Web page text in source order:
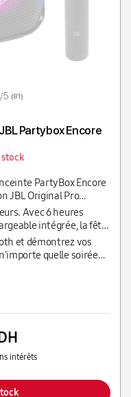
5 (81)
Partybox Encore
stock
PartyBox Encore
JBL Original Pro
lumineux
Avec 6 heures
intégrée, la fête
et démontrez vos
quelle soirée
intérêts